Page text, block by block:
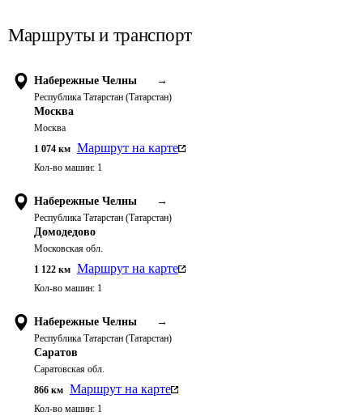
Маршруты и транспорт
Набережные Челны →
Республика Татарстан (Татарстан)
Москва
Москва
1 074 км Маршрут на карте
Кол-во машин: 1
Набережные Челны →
Республика Татарстан (Татарстан)
Домодедово
Московская обл.
1 122 км Маршрут на карте
Кол-во машин: 1
Набережные Челны →
Республика Татарстан (Татарстан)
Саратов
Саратовская обл.
866 км Маршрут на карте
Кол-во машин: 1